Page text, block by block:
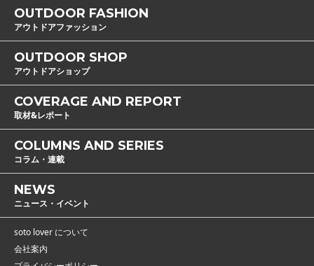
OUTDOOR FASHION
アウトドアファッション
OUTDOOR SHOP
アウトドアショップ
COVERAGE AND REPORT
取材&レポート
COLUMNS AND SERIES
コラム・連載
NEWS
ニュース・イベント
soto lover について
会社案内